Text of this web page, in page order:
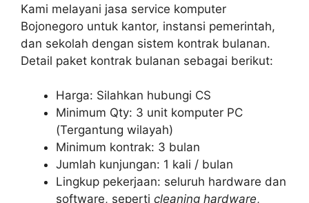
Kami melayani jasa service komputer
Bojonegoro untuk kantor, instansi pemerintah,
dan sekolah dengan sistem kontrak bulanan.
Detail paket kontrak bulanan sebagai berikut:
Harga: Silahkan hubungi CS
Minimum Qty: 3 unit komputer PC
(Tergantung wilayah)
Minimum kontrak: 3 bulan
Jumlah kunjungan: 1 kali / bulan
Lingkup pekerjaan: seluruh hardware dan
software, seperti cleaning hardware,